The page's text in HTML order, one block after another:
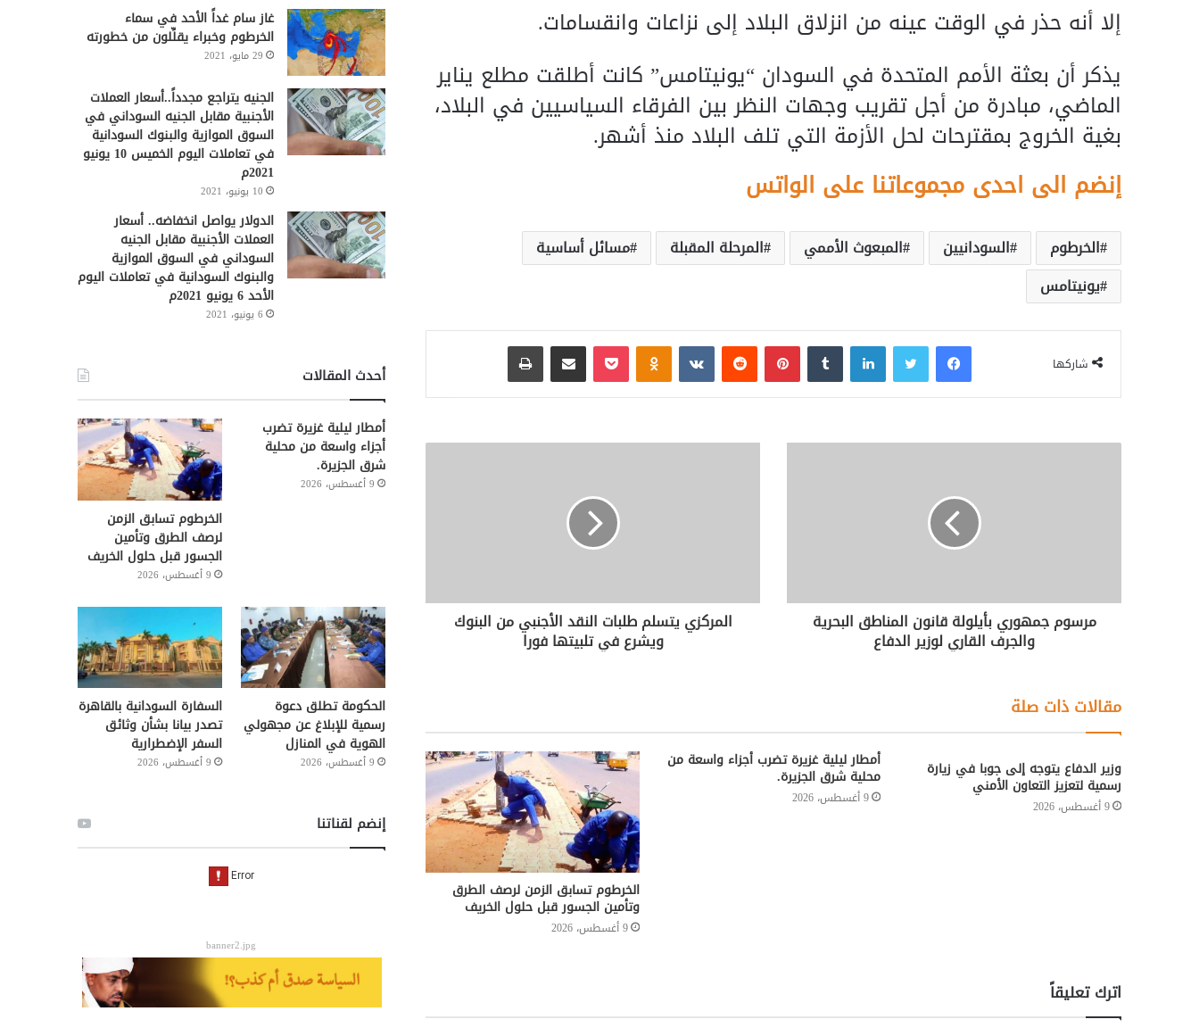
إلا أنه حذر في الوقت عينه من انزلاق البلاد إلى نزاعات وانقسامات.
يذكر أن بعثة الأمم المتحدة في السودان “يونيتامس” كانت أطلقت مطلع يناير
الماضي، مبادرة من أجل تقريب وجهات النظر بين الفرقاء السياسيين في البلاد،
بغية الخروج بمقترحات لحل الأزمة التي تلف البلاد منذ أشهر.
إنضم الى احدى مجموعاتنا على الواتس
الخرطوم السودانيين المبعوث الأممي المرحلة المقبلة
مسائل أساسية
يونيتامس
شاركها
فيسبوك لينكدإن بينتيريست بوكيت
مرسوم جمهوري بأيلولة قانون المناطق البحرية
والجرف القاري لوزير الدفاع
المركزي يتسلم طلبات النقد الأجنبي من البنوك
ويشرع في تلبيتها فورا
مقالات ذات صلة
وزير الدفاع يتوجه إلى جوبا في زيارة
رسمية لتعزيز التعاون الأمني
9 أغسطس، 2026
أمطار ليلية غزيرة تضرب أجزاء واسعة من
محلية شرق الجزيرة.
9 أغسطس، 2026
الخرطوم تسابق الزمن لرصف الطرق
وتأمين الجسور قبل حلول الخريف
9 أغسطس، 2026
اترك تعليقاً
غاز سام غداً الأحد في سماء
الخرطوم وخبراء يقلِّلون من خطورته
29 مايو، 2021
الجنيه يتراجع مجدداً..أسعار العملات
الأجنبية مقابل الجنيه السوداني في
السوق الموازية والبنوك السودانية
في تعاملات اليوم الخميس 10 يونيو
2021م
10 يونيو، 2021
الدولار يواصل انخفاضه.. أسعار
العملات الأجنبية مقابل الجنيه
السوداني في السوق الموازية
والبنوك السودانية في تعاملات اليوم
الأحد 6 يونيو 2021م
6 يونيو، 2021
أحدث المقالات
أمطار ليلية غزيرة تضرب
أجزاء واسعة من محلية
شرق الجزيرة.
9 أغسطس، 2026
الخرطوم تسابق الزمن
لرصف الطرق وتأمين
الجسور قبل حلول الخريف
9 أغسطس، 2026
الحكومة تطلق دعوة
رسمية للإبلاغ عن مجهولي
الهوية في المنازل
9 أغسطس، 2026
السفارة السودانية بالقاهرة
تصدر بيانا بشأن وثائق
السفر الإضطرارية
9 أغسطس، 2026
إنضم لقناتنا
banner2.jpg